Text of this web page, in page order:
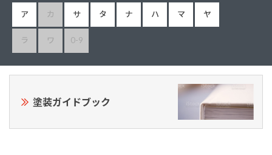
ア カ サ タ ナ ハ マ ヤ
ラ ワ 0-9
塗装ガイドブック